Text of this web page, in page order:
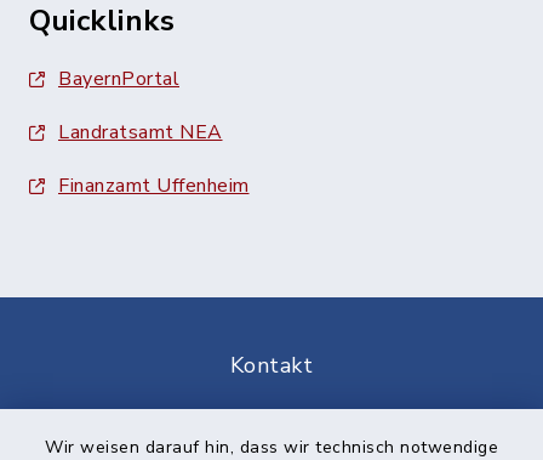
Wir weisen darauf hin, dass wir technisch notwendige
Quicklinks
BayernPortal
Landratsamt NEA
Finanzamt Uffenheim
Kontakt